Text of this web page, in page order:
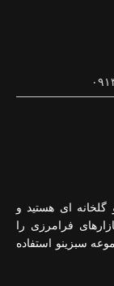
ای هستید و
فرامرزی را
سبزینو استفاده